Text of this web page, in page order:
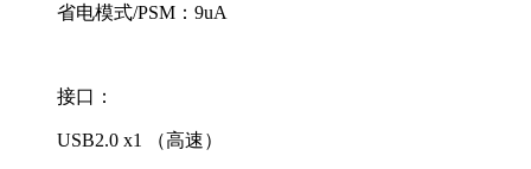
省电模式/PSM：9uA
接口：
USB2.0 x1 （高速）